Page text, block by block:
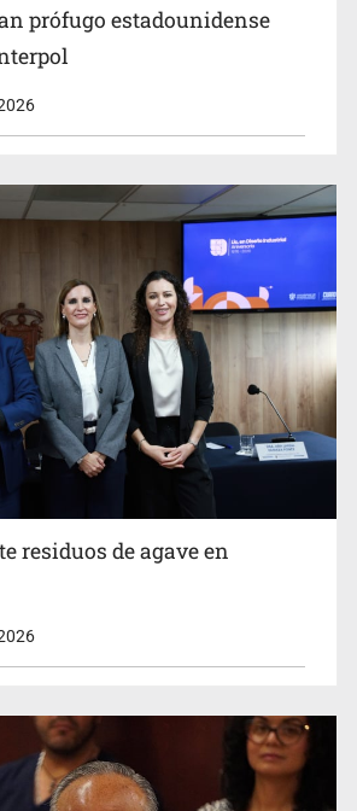
audiencia de imputación en caso Eli
estadounidense buscado por
prófugo estadounidense
residuos de agave en